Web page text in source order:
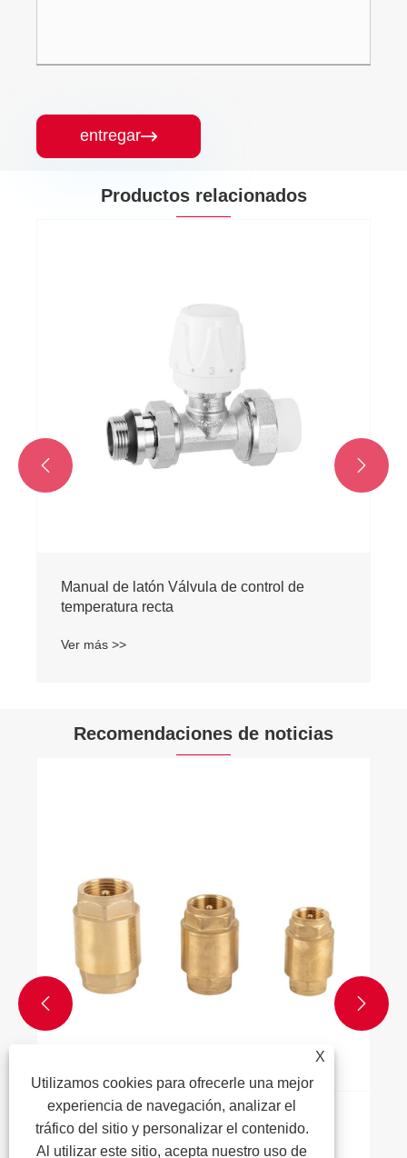
entregar
Productos relacionados
 
Recomendaciones de noticias
 
X
Utilizamos cookies para ofrecerle una mejor
experiencia de navegación, analizar el
tráfico del sitio y personalizar el contenido.
Al utilizar este sitio, acepta nuestro uso de